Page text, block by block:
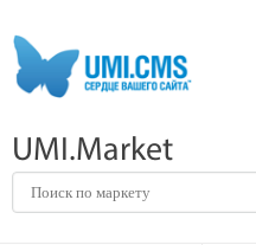
UMI.Market